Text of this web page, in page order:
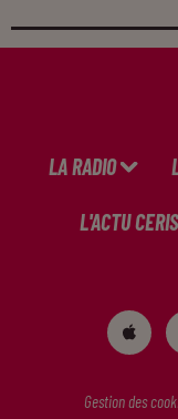
LA RADIO
L'ACTU
Gestion des